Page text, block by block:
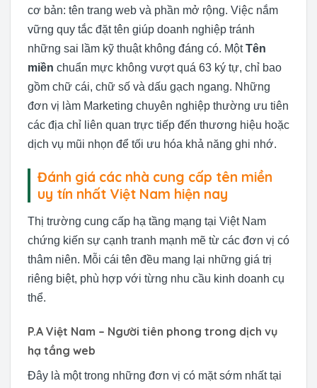
cơ bản: tên trang web và phần mở rộng. Việc nắm
vững quy tắc đặt tên giúp doanh nghiệp tránh
những sai lầm kỹ thuật không đáng có. MộtTên
miền chuẩn mực không vượt quá 63 ký tự, chỉ bao
gồm chữ cái, chữ số và dấu gạch ngang. Những
đơn vị làm Marketing chuyên nghiệp thường ưu tiên
các địa chỉ liên quan trực tiếp đến thương hiệu hoặc
dịch vụ mũi nhọn để tối ưu hóa khả năng ghi nhớ.
Đánh giá các nhà cung cấp tên miền
uy tín nhất Việt Nam hiện nay
Thị trường cung cấp hạ tầng mạng tại Việt Nam
chứng kiến sự cạnh tranh mạnh mẽ từ các đơn vị có
thâm niên. Mỗi cái tên đều mang lại những giá trị
riêng biệt, phù hợp với từng nhu cầu kinh doanh cụ
thể.
P.A Việt Nam – Người tiên phong trong dịch vụ
hạ tầng web
Đây là một trong những đơn vị có mặt sớm nhất tại